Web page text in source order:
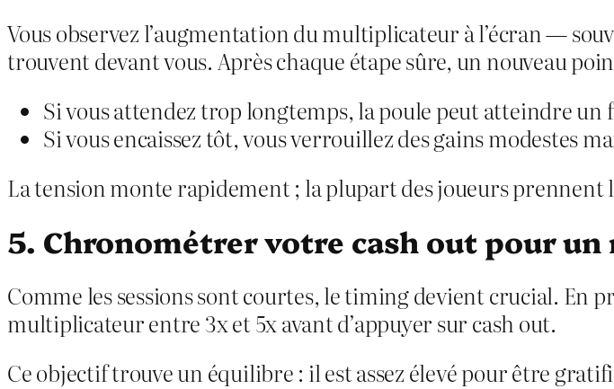
Vous observez l’augmentation du multiplicateur à l’écran —
trouvent devant vous. Après chaque étape sûre, un nouveau
Si vous attendez trop longtemps, la poule peut atteindre un
Si vous encaissez tôt, vous verrouillez des gains modestes
La tension monte rapidement ; la plupart des joueurs prennent
5. Chronométrer votre cash out pour un
Comme les sessions sont courtes, le timing devient crucial. En
multiplicateur entre 3x et 5x avant d’appuyer sur cash out.
Ce objectif trouve un équilibre : il est assez élevé pour être